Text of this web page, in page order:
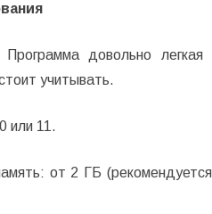
Программа довольно
учитывать.
или 11.
от 2 ГБ